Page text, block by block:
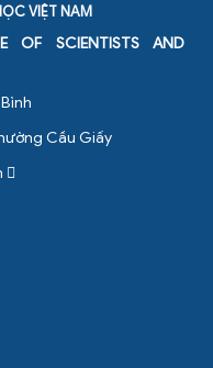
VIỆT NAM
OF SCIENTISTS AND
Cầu Giấy